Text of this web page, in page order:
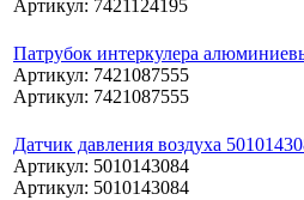
Артикул: 7421124195
Патрубок интеркулера
Артикул: 7421087555
Артикул: 7421087555
Датчик давления воздуха
Артикул: 5010143084
Артикул: 5010143084